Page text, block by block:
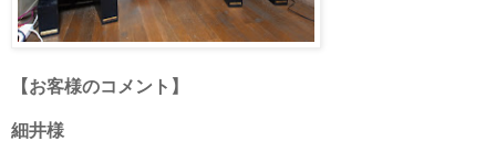
【お客様のコメント】
細井様